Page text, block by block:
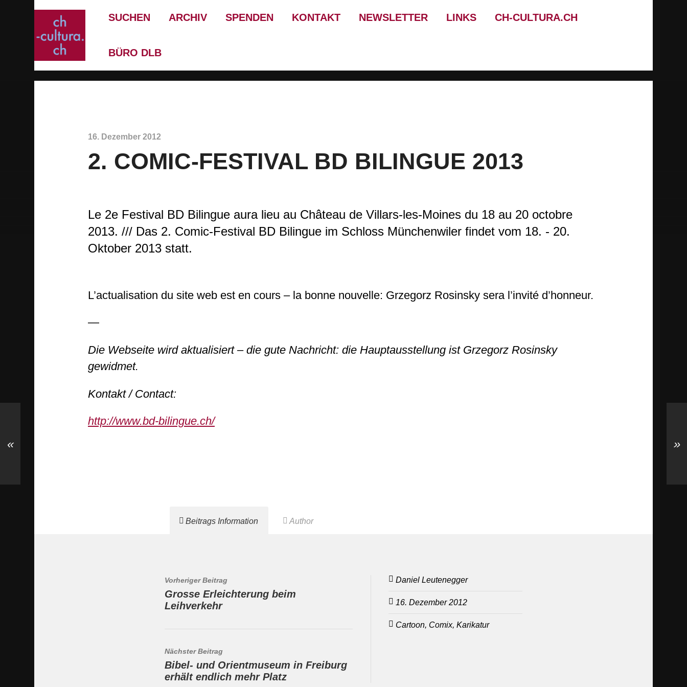
SUCHEN ARCHIV SPENDEN KONTAKT NEWSLETTER LINKS CH-CULTURA.CH
BÜRO DLB
16. Dezember 2012
2. COMIC-FESTIVAL BD BILINGUE 2013
Le 2e Festival BD Bilingue aura lieu au Château de Villars-les-Moines du 18 au 20 octobre
2013. /// Das 2. Comic-Festival BD Bilingue im Schloss Münchenwiler findet vom 18. - 20.
Oktober 2013 statt.
L’actualisation du site web est en cours – la bonne nouvelle: Grzegorz Rosinsky sera l’invité d’honneur.
—
Die Webseite wird aktualisiert – die gute Nachricht: die Hauptausstellung ist Grzegorz Rosinsky
gewidmet.
Kontakt / Contact:
http://www.bd-bilingue.ch/
Beitrags Information Author
Daniel Leutenegger
16. Dezember 2012
Cartoon, Comix, Karikatur
Vorheriger Beitrag
Grosse Erleichterung beim
Leihverkehr
Nächster Beitrag
Bibel- und Orientmuseum in Freiburg
erhält endlich mehr Platz
« »